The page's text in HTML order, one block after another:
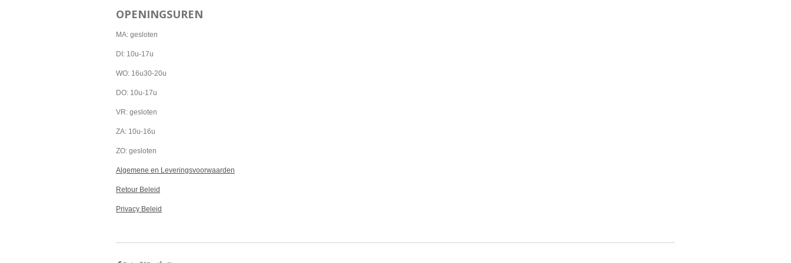
e
o
t
r
m
t
OPENINGSUREN
MA: gesloten
DI: 10u-17u
WO: 16u30-20u
DO: 10u-17u
VR: gesloten
ZA: 10u-16u
ZO: gesloten
Algemene en Leveringsvoorwaarden
Retour Beleid
Privacy Beleid